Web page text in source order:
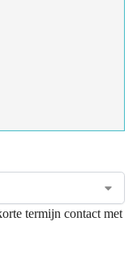
termijn contact met